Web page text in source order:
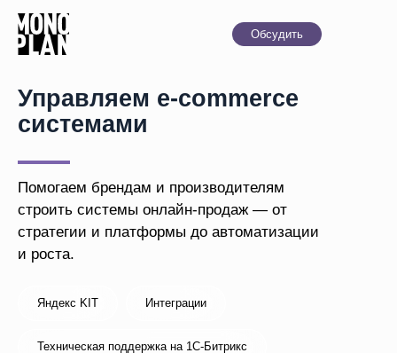
Обсудить
Управляем e-commerce
системами
Помогаем брендам и производителям
строить системы онлайн-продаж — от
стратегии и платформы до автоматизации
и роста.
Яндекс KIT Интеграции
Техническая поддержка на 1С-Битрикс